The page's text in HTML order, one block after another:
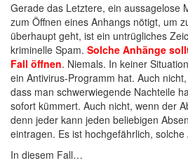
Gerade das Letztere, ein aussagelose
zum Öffnen eines Anhangs nötigt, um
überhaupt geht, ist ein untrügliches
kriminelle Spam. Solche Anhänge
Fall öffnen. Niemals. In keiner
ein Antivirus-Programm hat. Auch
dass man schwerwiegende Nachteile
sofort kümmert. Auch nicht, wenn der
denn jeder kann jeden beliebigen
eintragen. Es ist hochgefährlich,
In diesem Fall…